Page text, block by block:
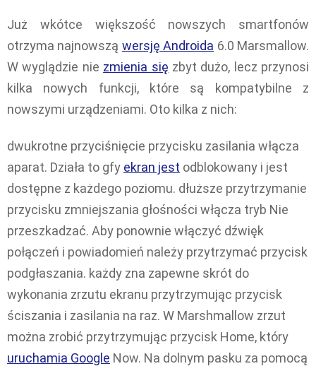
Już wkótce większość nowszych smartfonów
otrzyma najnowszą wersję Androida 6.0 Marsmallow.
W wyglądzie nie zmienia się zbyt dużo, lecz przynosi
kilka nowych funkcji, które są kompatybilne z
nowszymi urządzeniami. Oto kilka z nich:
dwukrotne przyciśnięcie przycisku zasilania włącza
aparat. Działa to gfy ekran jest odblokowany i jest
dostępne z każdego poziomu. dłuższe przytrzymanie
przycisku zmniejszania głośności włącza tryb Nie
przeszkadzać. Aby ponownie włączyć dźwięk
połączeń i powiadomień należy przytrzymać przycisk
podgłaszania. każdy zna zapewne skrót do
wykonania zrzutu ekranu przytrzymując przycisk
ściszania i zasilania na raz. W Marshmallow zrzut
można zrobić przytrzymując przycisk Home, który
uruchamia Google Now. Na dolnym pasku za pomocą